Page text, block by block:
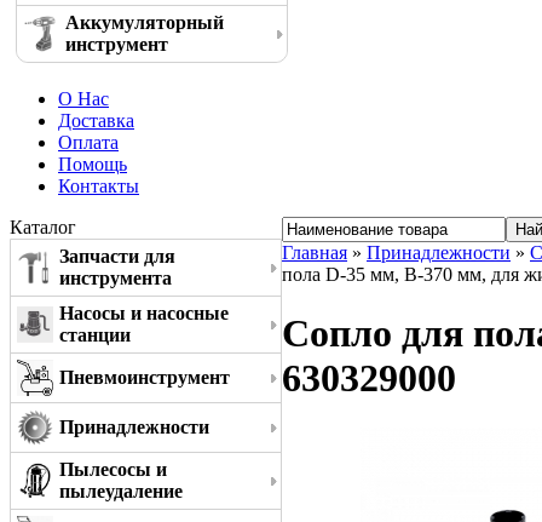
Аккумуляторный
инструмент
О Нас
Доставка
Оплата
Помощь
Контакты
Каталог
Запчасти для
инструмента
Насосы и насосные
станции
Пневмоинструмент
Принадлежности
Пылесосы и
пылеудаление
Главная » Принадлежности »
пола D-35 мм, B-370 мм, для
Сопло для
630329000